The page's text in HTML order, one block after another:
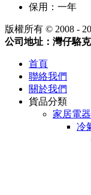
保用：一年
版權所有 © 2008 -
公司地址：灣仔駱
首頁
聯絡我們
關於我們
貨品分類
家居電器
冷